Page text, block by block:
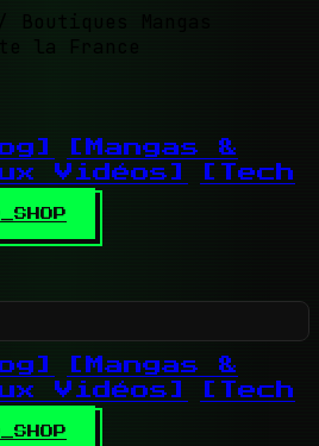
Boutiques Mangas
la France
[Mangas &
Vidéos]
[Tech
[Mangas &
Vidéos]
[Tech